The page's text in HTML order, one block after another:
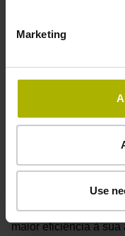
Marketing
Use
As soluções de
maior eficiência à sua